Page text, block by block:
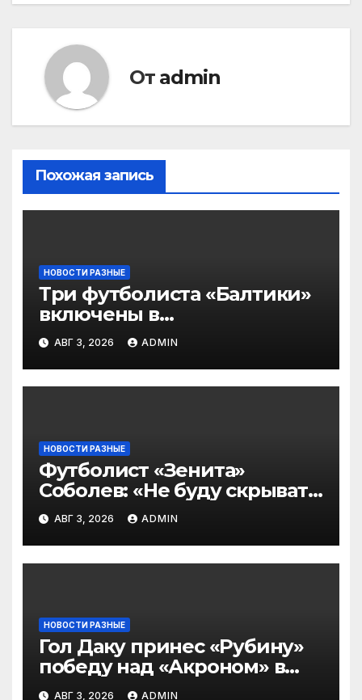
От admin
Похожая запись
НОВОСТИ РАЗНЫЕ
Три футболиста «Балтики»
включены в
символическую сборную
2‑го тура РПЛ по версии
подписчиков МАТЧ
ПРЕМЬЕР
АВГ 3, 2026 ADMIN
НОВОСТИ РАЗНЫЕ
Футболист «Зенита»
Соболев: «Не буду скрывать
— в Оренбурге всегда
тяжело играть»
АВГ 3, 2026 ADMIN
НОВОСТИ РАЗНЫЕ
Гол Даку принес «Рубину»
победу над «Акроном» в
матче РПЛ
АВГ 3, 2026 ADMIN